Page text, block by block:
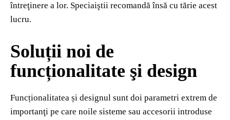
întreţinere a lor. Speciaiştii recomandă însă cu tărie acest
lucru.
Soluții noi de
funcționalitate şi design
Funcționalitatea și designul sunt doi parametri extrem de
importanţi pe care noile sisteme sau accesorii introduse